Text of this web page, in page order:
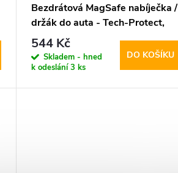
Bezdrátová MagSafe nabíječka /
držák do auta - Tech-Protect,
MM15W-V6 Dashboard & Vent
544 Kč
Skladem - hned
k odeslání3 ks
DO KOŠÍKU